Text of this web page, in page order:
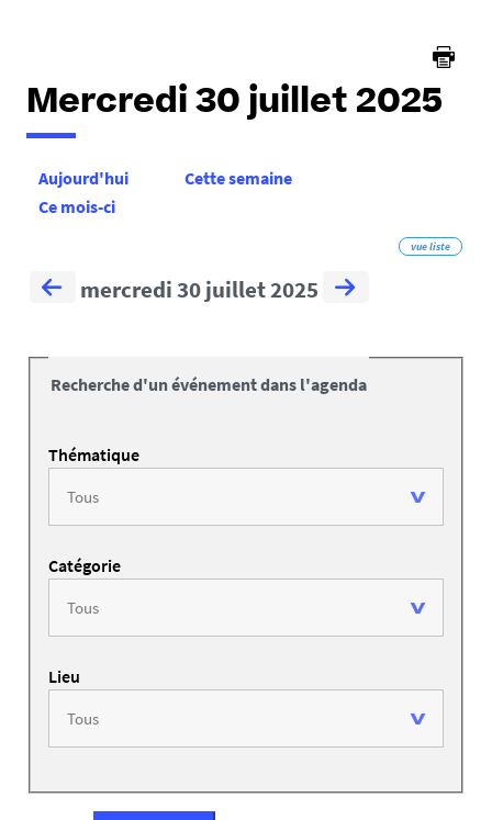
Mercredi 30 juillet 2025
Aujourd'hui
Cette semaine
Ce mois-ci
vue liste
mercredi 30 juillet 2025
Recherche d'un événement dans l'agenda
Thématique
Catégorie
Lieu